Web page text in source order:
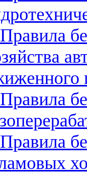
Правила
Правила
Правила